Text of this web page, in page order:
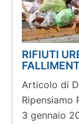
RIFIUTI
Articolo di
Ripensiamo
3 gennaio